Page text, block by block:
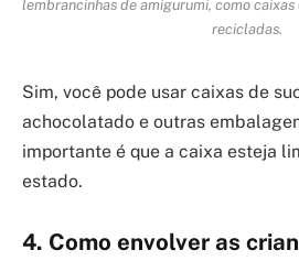
lembrancinhas de amigurumi, como
recicladas.
Sim, você pode usar caixas de
achocolatado e outras
importante é que a caixa esteja
estado.
4. Como envolver as